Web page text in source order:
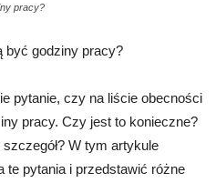
pracy?
być godziny pracy?
pytanie, czy na liście obecności
pracy. Czy jest to konieczne?
W tym artykule
te pytania i przedstawić różne